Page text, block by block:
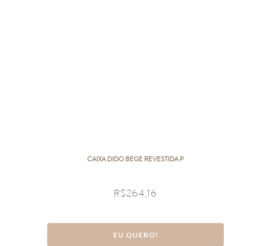
CAIXA DIDO BEGE REVESTIDA P
R$264,16
EU QUERO!